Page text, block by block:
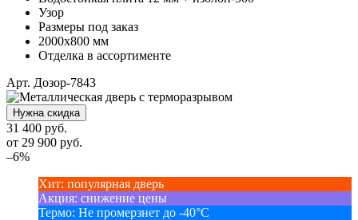
Узор
Размеры под заказ
2000х800 мм
Отделка в ассортименте
Арт. Дозор-7843
Нужна скидка
31 400 руб.
от 29 900 руб.
–6%
Хит: популярная дверь
Акция: снижение цены
Термо: Не промерзнет до -40°С